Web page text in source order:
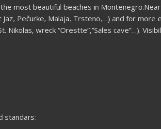
most beautiful beaches in
Pečurke, Malaja, Trsteno,…) and for more
Nikolas, wreck “Orestte”,”Sales cave”…).
standars: